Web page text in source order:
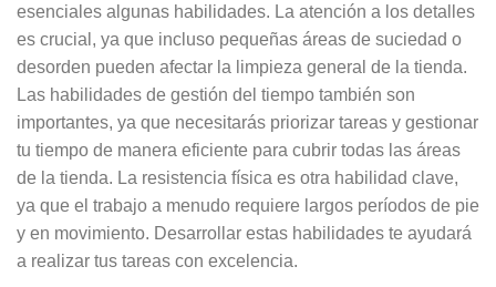
esenciales algunas habilidades. La atención a los detalles
es crucial, ya que incluso pequeñas áreas de suciedad o
desorden pueden afectar la limpieza general de la tienda.
Las habilidades de gestión del tiempo también son
importantes, ya que necesitarás priorizar tareas y gestionar
tu tiempo de manera eficiente para cubrir todas las áreas
de la tienda. La resistencia física es otra habilidad clave,
ya que el trabajo a menudo requiere largos períodos de pie
y en movimiento. Desarrollar estas habilidades te ayudará
a realizar tus tareas con excelencia.